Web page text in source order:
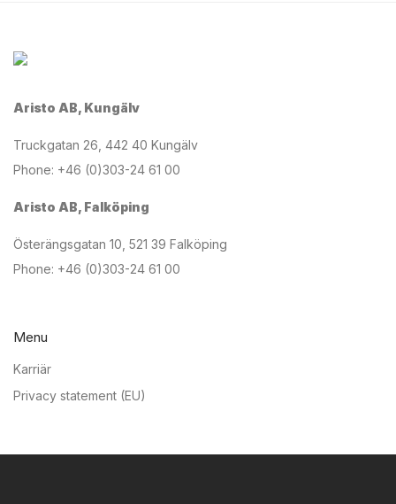
Aristo AB, Kungälv
Truckgatan 26, 442 40 Kungälv
Phone: +46 (0)303-24 61 00
Aristo AB, Falköping
Österängsgatan 10, 521 39 Falköping
Phone: +46 (0)303-24 61 00
Menu
Karriär
Privacy statement (EU)